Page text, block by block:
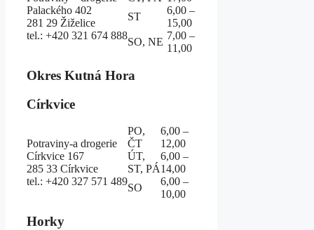
Palackého 402
281 29 Žiželice
tel.: +420 321 674 888
ST
6,00 –
15,00
SO, NE
7,00 –
11,00
Okres Kutná Hora
Církvice
Potraviny-a drogerie
Církvice 167
285 33 Církvice
tel.: +420 327 571 489
PO,
ČT
6,00 –
12,00
ÚT,
ST, PÁ
6,00 –
14,00
SO
6,00 –
10,00
Horky